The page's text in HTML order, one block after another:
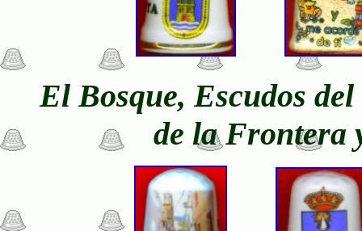
El Bosque, Escudos
de la Frontera